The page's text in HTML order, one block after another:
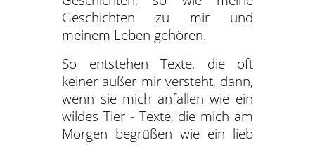
Geschichten zu mir und
meinem Leben gehören.
So entstehen Texte, die oft
keiner außer mir versteht, dann,
wenn sie mich anfallen wie ein
wildes Tier - Texte, die mich am
Morgen begrüßen wie ein lieb